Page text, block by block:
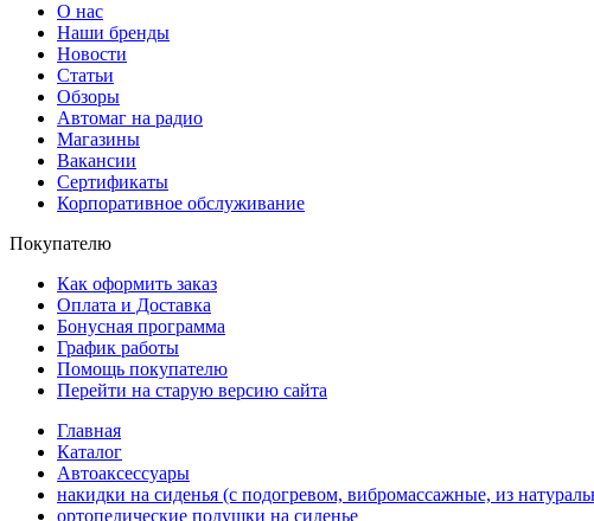
О нас
Наши бренды
Новости
Статьи
Обзоры
Автомаг на радио
Магазины
Вакансии
Сертификаты
Корпоративное обслуживание
Покупателю
Как оформить заказ
Оплата и Доставка
Бонусная программа
График работы
Помощь покупателю
Перейти на старую версию сайта
Главная
Каталог
Автоаксессуары
накидки на сиденья (с подогревом, вибромассажные, из
ортопедические подушки на сиденье